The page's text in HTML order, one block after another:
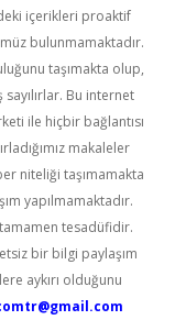
içerikleri proaktif
bulunmamaktadır.
taşımakta olup,
Bu internet
ile hiçbir bağlantısı
makaleler
niteliği taşımamakta
yapılmamaktadır.
tesadüfidir.
bir bilgi paylaşım
aykırı olduğunu